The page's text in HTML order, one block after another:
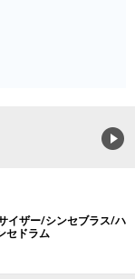
イザー/シンセブラス/ハ
セドラム